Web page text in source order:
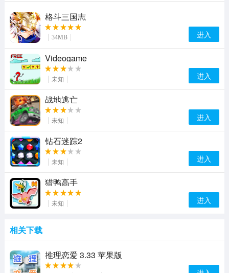
格斗三国志
34MB 进入
Videogame
未知 进入
战地逃亡
未知 进入
钻石迷踪2
未知 进入
猎鸭高手
未知 进入
相关下载
推理恋爱 3.33 苹果版